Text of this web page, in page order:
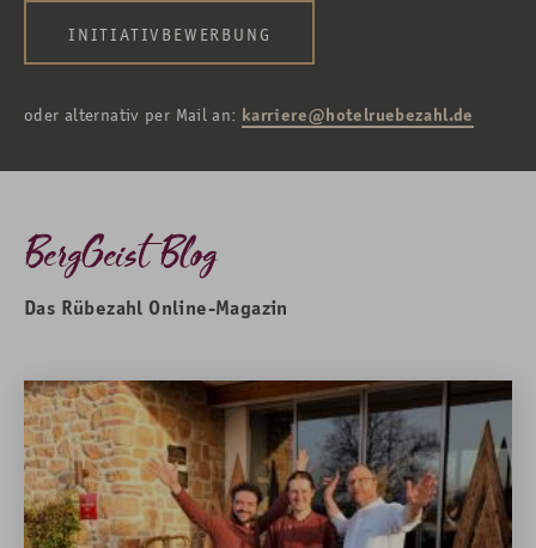
INITIATIVBEWERBUNG
oder alternativ per Mail an: karriere@hotelruebezahl.de
BergGeist Blog
Das Rübezahl Online-Magazin